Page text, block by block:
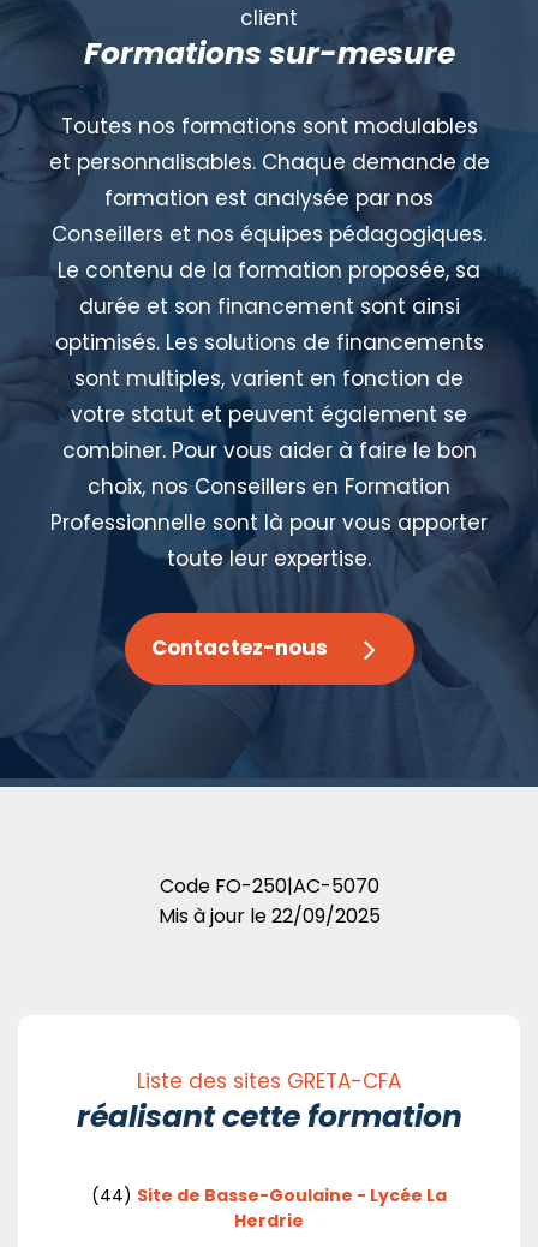
client
Formations sur-mesure
Toutes nos formations sont modulables
et personnalisables. Chaque demande de
formation est analysée par nos
Conseillers et nos équipes pédagogiques.
Le contenu de la formation proposée, sa
durée et son financement sont ainsi
optimisés. Les solutions de financements
sont multiples, varient en fonction de
votre statut et peuvent également se
combiner. Pour vous aider à faire le bon
choix, nos Conseillers en Formation
Professionnelle sont là pour vous apporter
toute leur expertise.
Contactez-nous
Code FO-250|AC-5070
Mis à jour le22/09/2025
Liste des sites GRETA-CFA
réalisant cette formation
(44) Site de Basse-Goulaine - Lycée La
Herdrie